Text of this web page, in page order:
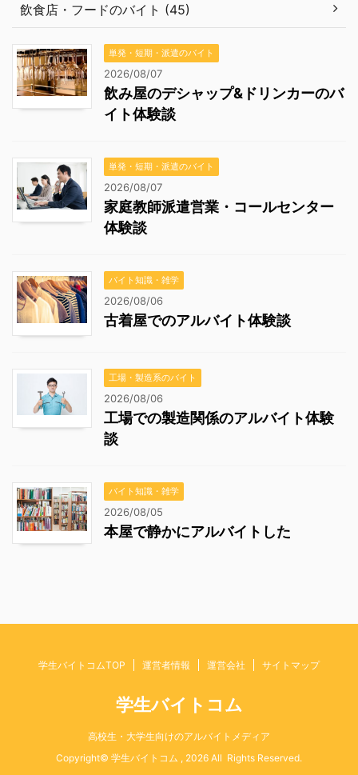
飲食店・フードのバイト (45)
単発・短期・派遣のバイト
2026/08/07
飲み屋のデシャップ&ドリンカーのバ
イト体験談
単発・短期・派遣のバイト
2026/08/07
家庭教師派遣営業・コールセンター
体験談
バイト知識・雑学
2026/08/06
古着屋でのアルバイト体験談
工場・製造系のバイト
2026/08/06
工場での製造関係のアルバイト体験
談
バイト知識・雑学
2026/08/05
本屋で静かにアルバイトした
学生バイトコムTOP 運営者情報 運営会社 サイトマップ
学生バイトコム
高校生・大学生向けのアルバイトメディア
Copyright© 学生バイトコム , 2026 All Rights Reserved.